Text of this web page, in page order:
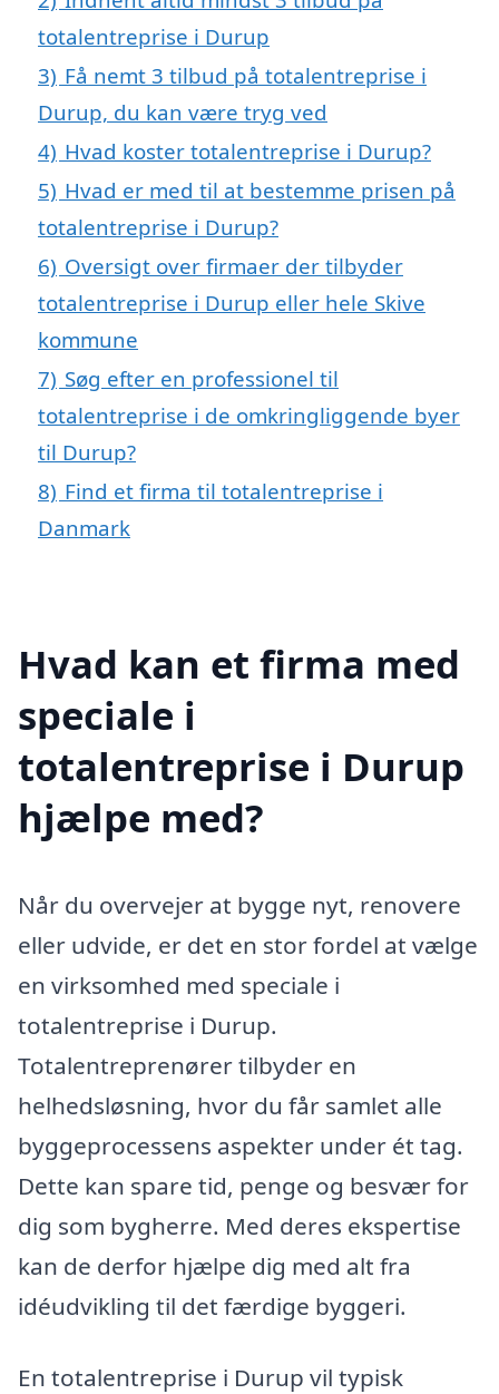
totalentreprise i Durup
3) Få nemt 3 tilbud på totalentreprise i
Durup, du kan være tryg ved
4) Hvad koster totalentreprise i Durup?
5) Hvad er med til at bestemme prisen på
totalentreprise i Durup?
6) Oversigt over firmaer der tilbyder
totalentreprise i Durup eller hele Skive
kommune
7) Søg efter en professionel til
totalentreprise i de omkringliggende byer
til Durup?
8) Find et firma til totalentreprise i
Danmark
Hvad kan et firma med
speciale i
totalentreprise i Durup
hjælpe med?
Når du overvejer at bygge nyt, renovere
eller udvide, er det en stor fordel at vælge
en virksomhed med speciale i
totalentreprise i Durup.
Totalentreprenører tilbyder en
helhedsløsning, hvor du får samlet alle
byggeprocessens aspekter under ét tag.
Dette kan spare tid, penge og besvær for
dig som bygherre. Med deres ekspertise
kan de derfor hjælpe dig med alt fra
idéudvikling til det færdige byggeri.
En totalentreprise i Durup vil typisk